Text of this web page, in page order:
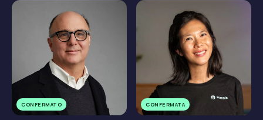
CONFERMATO CONFERMATA